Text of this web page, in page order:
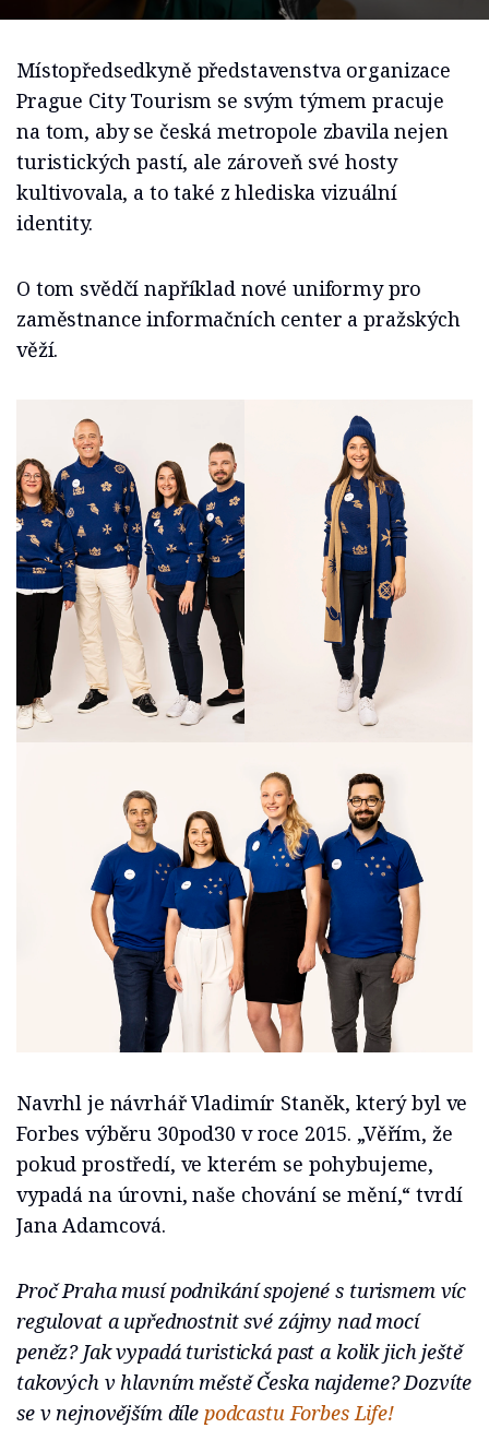
Místopředsedkyně představenstva organizace
Prague City Tourism se svým týmem pracuje
na tom, aby se česká metropole zbavila nejen
turistických pastí, ale zároveň své hosty
kultivovala, a to také z hlediska vizuální
identity.
O tom svědčí například nové uniformy pro
zaměstnance informačních center a pražských
věží.
Navrhl je návrhář Vladimír Staněk, který byl ve
Forbes výběru 30pod30 v roce 2015. „Věřím, že
pokud prostředí, ve kterém se pohybujeme,
vypadá na úrovni, naše chování se mění,“ tvrdí
Jana Adamcová.
Proč Praha musí podnikání spojené s turismem víc
regulovat a upřednostnit své zájmy nad mocí
peněz? Jak vypadá turistická past a kolik jich ještě
takových v hlavním městě Česka najdeme? Dozvíte
se v nejnovějším díle podcastu Forbes Life!